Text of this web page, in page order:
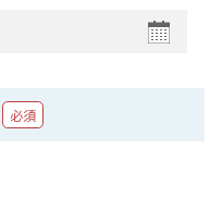
必須